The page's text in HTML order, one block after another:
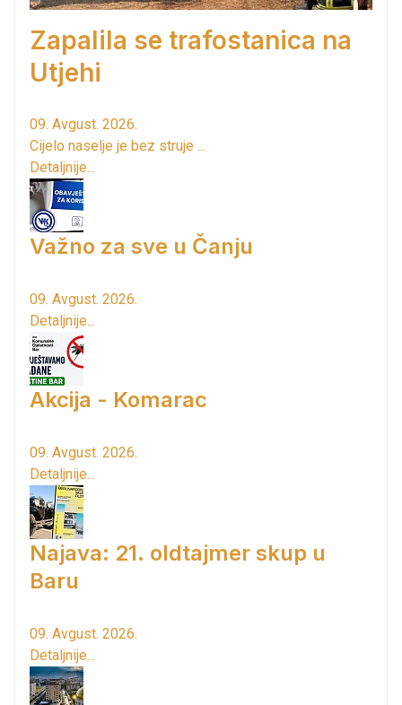
Zapalila se trafostanica na
Utjehi
09. Avgust. 2026.
Cijelo naselje je bez struje ...
Detaljnije...
Važno za sve u Čanju
09. Avgust. 2026.
Detaljnije...
Akcija - Komarac
09. Avgust. 2026.
Detaljnije...
Najava: 21. oldtajmer skup u
Baru
09. Avgust. 2026.
Detaljnije...